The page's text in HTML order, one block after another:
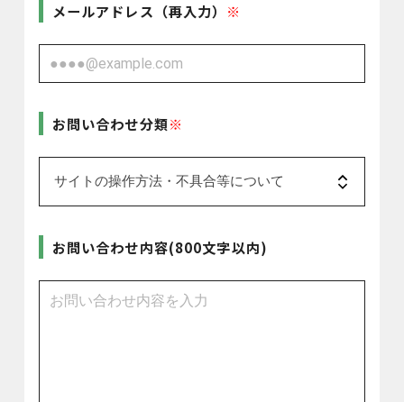
メールアドレス（再入力）
お問い合わせ分類
お問い合わせ内容(800文字以内)